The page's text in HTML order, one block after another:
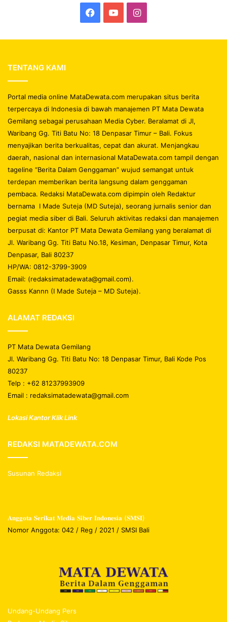
Facebook
YouTubeInstagram
TENTANG KAMI
Portal media online MataDewata.com merupakan situs berita
terpercaya di Indonesia di bawah manajemen PT Mata Dewata
Gemilang sebagai perusahaan Media Cyber. Beralamat di Jl,
Waribang Gg. Titi Batu No: 18 Denpasar Timur – Bali. Fokus
menyajikan berita berkualitas, cepat dan akurat. Menjangkau
daerah, nasional dan internasional MataDewata.com tampil dengan
tageline “Berita Dalam Genggaman” wujud semangat untuk
terdepan memberikan berita langsung dalam genggaman
pembaca. Redaksi MataDewata.com dipimpin oleh Redaktur
bernama I Made Suteja (MD Suteja), seorang jurnalis senior dan
pegiat media siber di Bali. Seluruh aktivitas redaksi dan manajemen
berpusat di: Kantor PT Mata Dewata Gemilang yang beralamat di
Jl. Waribang Gg. Titi Batu No.18, Kesiman, Denpasar Timur, Kota
Denpasar, Bali 80237
HP/WA: 0812-3799-3909
Email: (redaksimatadewata@gmail.com).
Gasss Kannn (I Made Suteja – MD Suteja).
ALAMAT REDAKSI
PT Mata Dewata Gemilang
Jl. Waribang Gg. Titi Batu No: 18 Denpasar Timur, Bali Kode Pos
80237
Telp : +62 81237993909
Email : redaksimatadewata@gmail.com
Lokasi Kantor Klik Link
REDAKSI MATADEWATA.COM
Susunan Redaksi
𝐀𝐧𝐠𝐠𝐨𝐭𝐚 𝐒𝐞𝐫𝐢𝐤𝐚𝐭 𝐌𝐞𝐝𝐢𝐚 𝐒𝐢𝐛𝐞𝐫 𝐈𝐧𝐝𝐨𝐧𝐞𝐬𝐢𝐚 (𝐒𝐌𝐒𝐈)
Nomor Anggota: 042 / Reg / 2021 / SMSI Bali
Undang-Undang Pers